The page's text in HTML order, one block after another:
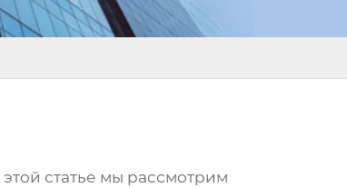
статье мы рассмотрим